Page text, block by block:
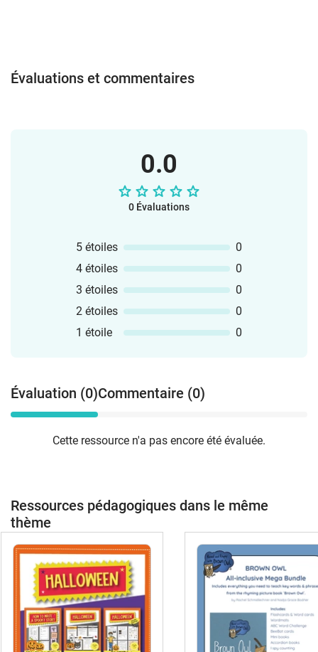
de l’Éducation nationale.Tous les
besoins. Amuse-toi bien avec ce matériel
en classe !L’équipe vlamingo
Évaluations et commentaires
0.0
0 Évaluations
5 étoiles
0
4 étoiles
0
3 étoiles
0
2 étoiles
0
1 étoile
0
Évaluation (0)Commentaire (0)
Cette ressource n'a pas encore été évaluée.
Ressources pédagogiques dans le même
thème